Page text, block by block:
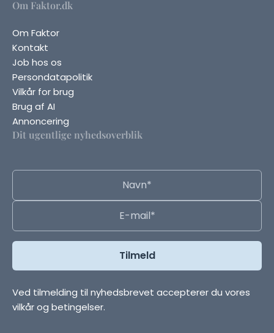
Om Faktor.dk
Om Faktor
Kontakt
Job hos os
Persondatapolitik
Vilkår for brug
Brug af AI
Annoncering
Dit ugentlige nyhedsoverblik
Ved tilmelding til nyhedsbrevet accepterer du vores
vilkår og betingelser.